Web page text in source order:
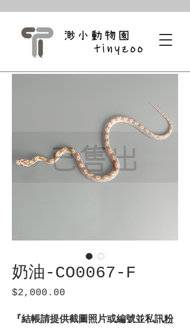
奶油-CO0067-F
$2,000.00
『結帳請提供截圖照片或編號並私訊粉